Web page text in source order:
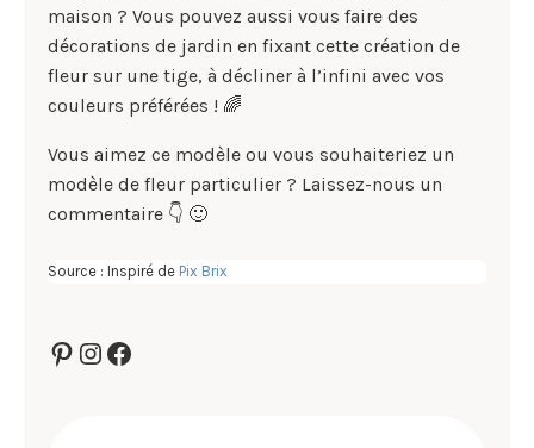
maison ? Vous pouvez aussi vous faire des
décorations de jardin en fixant cette création de
fleur sur une tige, à décliner à l’infini avec vos
couleurs préférées ! 🌈
Vous aimez ce modèle ou vous souhaiteriez un
modèle de fleur particulier ? Laissez-nous un
commentaire 👇 🙂
Source : Inspiré de Pix Brix
Pinterest
Instagram
Facebook